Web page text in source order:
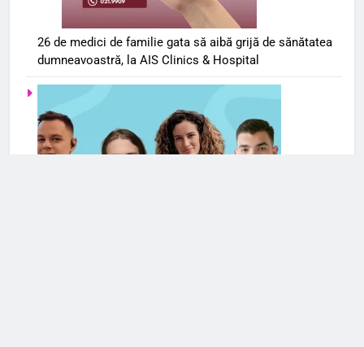
26 de medici de familie gata să aibă grijă de sănătatea
dumneavoastră, la AIS Clinics & Hospital